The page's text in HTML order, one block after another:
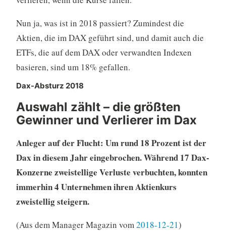
Nun ja, was ist in 2018 passiert? Zumindest die
Aktien, die im DAX geführt sind, und damit auch die
ETFs, die auf dem DAX oder verwandten Indexen
basieren, sind um 18% gefallen.
Dax-Absturz 2018
Auswahl zählt – die größten
Gewinner und Verlierer im Dax
Anleger auf der Flucht: Um rund 18 Prozent ist der
Dax in diesem Jahr eingebrochen. Während 17 Dax-
Konzerne zweistellige Verluste verbuchten, konnten
immerhin 4 Unternehmen ihren Aktienkurs
zweistellig steigern.
(Aus dem Manager Magazin vom2018-12-21)